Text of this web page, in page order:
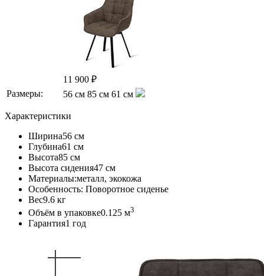
11 900 ₽
Размеры:
56 см 85 см 61 см
Характеристики
Ширина56 см
Глубина61 см
Высота85 см
Высота сидения47 см
Материалы:металл, экокожа
Особенность: Поворотное сиденье
Вес9.6 кг
Объём в упаковке0.125 м3
Гарантия1 год